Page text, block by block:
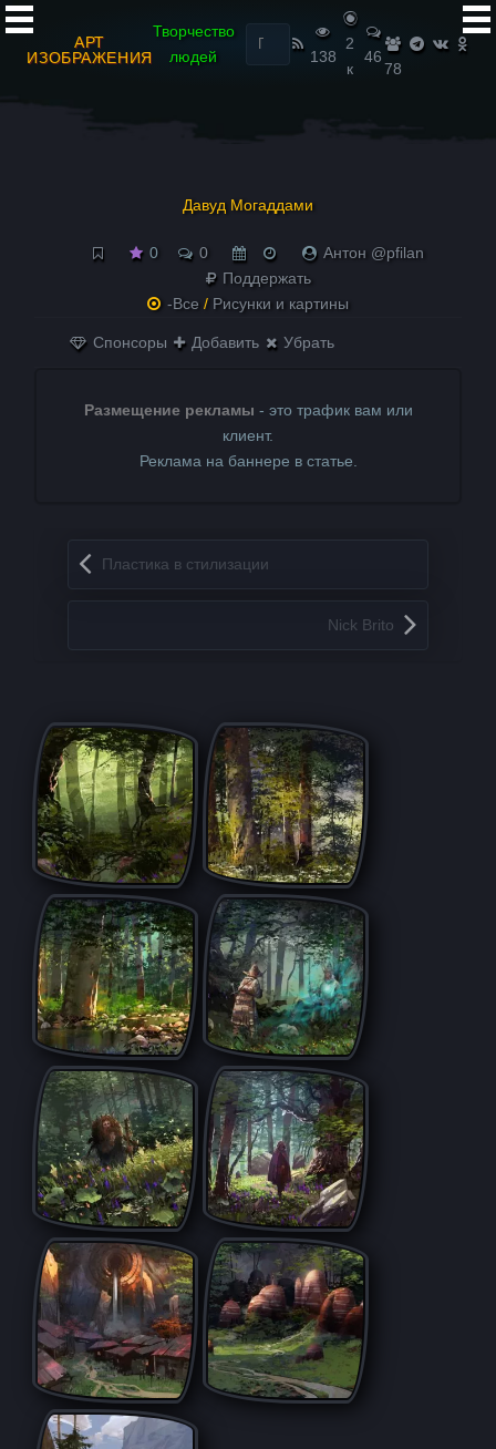
АРТ
ИЗОБРАЖЕНИЯ
Творчество
людей
Найти:
138
2
к
46
78
Давуд Могаддами
0 0
Антон @pfilan
Поддержать
-Все / Рисунки и картины
Спонсоры Добавить Убрать
Размещение рекламы - это трафик вам или
клиент.
Реклама на баннере в статье.
Запись навигация
Пластика в стилизации
Nick Brito